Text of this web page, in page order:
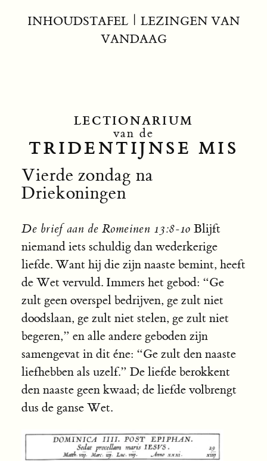
INHOUDSTAFEL| LEZINGEN VAN
VANDAAG
LECTIONARIUM
van de
TRIDENTIJNSE MIS
Vierde zondag na
Driekoningen
De brief aan de Romeinen 13:8-10 Blijft
niemand iets schuldig dan wederkerige
liefde. Want hij die zijn naaste bemint, heeft
de Wet vervuld. Immers het gebod: “Ge
zult geen overspel bedrijven, ge zult niet
doodslaan, ge zult niet stelen, ge zult niet
begeren,” en alle andere geboden zijn
samengevat in dit éne: “Ge zult den naaste
liefhebben als uzelf.” De liefde berokkent
den naaste geen kwaad; de liefde volbrengt
dus de ganse Wet.